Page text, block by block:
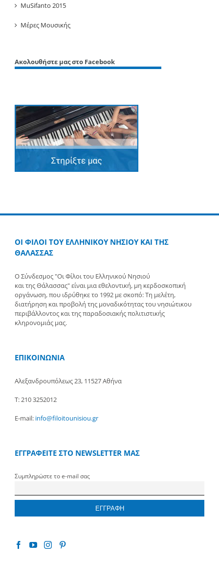
MuSifanto 2015
Μέρες Μουσικής
Ακολουθήστε μας στο Facebook
ΟΙ ΦΙΛΟΙ ΤΟΥ ΕΛΛΗΝΙΚΟΥ ΝΗΣΙΟΥ ΚΑΙ ΤΗΣ
ΘΑΛΑΣΣΑΣ
Ο Σύνδεσμος "Οι Φίλοι του Ελληνικού Νησιού
και της Θάλασσας" είναι μια εθελοντική, μη κερδοσκοπική
οργάνωση, που ιδρύθηκε το 1992 με σκοπό: Τη μελέτη,
διατήρηση και προβολή της μοναδικότητας του νησιώτικου
περιβάλλοντος και της παραδοσιακής πολιτιστικής
κληρονομιάς μας.
ΕΠΙΚΟΙΝΩΝΙΑ
Αλεξανδρουπόλεως 23, 11527 Αθήνα
Τ: 210 3252012
E-mail: info@filoitounisiou.gr
ΕΓΓΡΑΦΕΙΤΕ ΣΤΟ NEWSLETTER ΜΑΣ
Συμπληρώστε το e-mail σας